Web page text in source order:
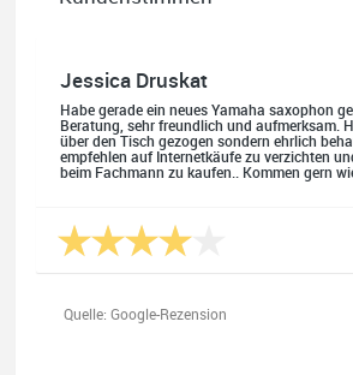
Jessica Druskat
Habe gerade ein neues Yamaha saxophon
Beratung, sehr freundlich und aufmerksam.
über den Tisch gezogen sondern ehrlich
empfehlen auf Internetkäufe zu verzichten
beim Fachmann zu kaufen.. Kommen gern
Quelle: Google-Rezension